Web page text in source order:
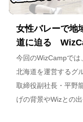
女性バレーで地
道に迫る
今回のWizCampでは
北海道を運営するグ
取締役副社長・平野
げの背景やWizとの